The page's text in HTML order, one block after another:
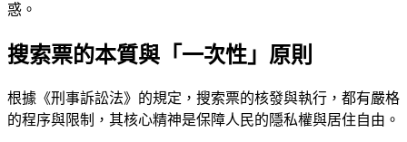
惑。
搜索票的本質與「一次性」原則
根據《刑事訴訟法》的規定，搜索票的核發與執行，都有嚴格
的程序與限制，其核心精神是保障人民的隱私權與居住自由。